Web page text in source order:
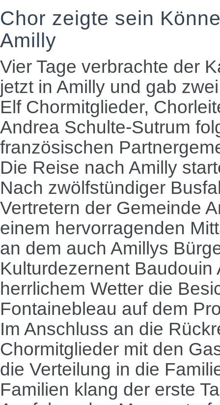
Chor zeigte sein
Amilly
Vier Tage verbrachte der
jetzt in Amilly und gab
Elf Chormitglieder,
Andrea Schulte-Sutrum
französischen
Die Reise nach Amilly
Nach zwölfstündiger
Vertretern der Gemeinde
einem hervorragenden
an dem auch Amillys
Kulturdezernent
herrlichem Wetter die
Fontainebleau auf dem
Im Anschluss an die
Chormitglieder mit den
die Verteilung in die
Familien klang der erste